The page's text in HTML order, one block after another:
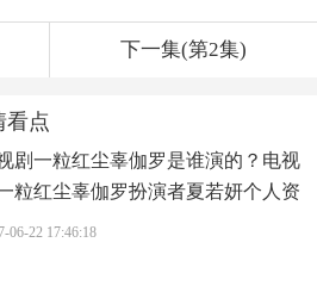
下一集(第2集)
看点
剧一粒红尘辜伽罗是谁演的？电视
粒红尘辜伽罗扮演者夏若妍个人资
写真、生活照欣赏
06-22 17:46:18